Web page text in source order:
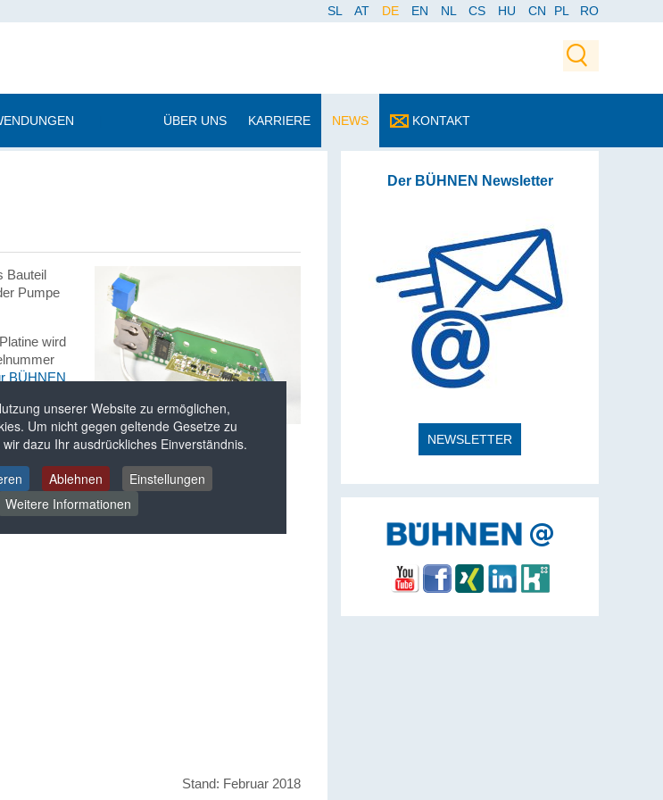
SL AT DE EN NL CS HU CN PL RO
ÜBER UNS KARRIERE NEWS KONTAKT
Bauteil
Pumpe
wird
BÜHNEN
Stand: Februar 2018
Der BÜHNEN Newsletter
NEWSLETTER
unserer Website zu ermöglichen,
Um nicht gegen geltende Gesetze zu
dazu Ihr ausdrückliches Einverständnis.
Ablehnen
Einstellungen
Weitere Informationen